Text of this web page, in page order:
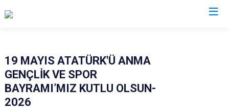
Bodrum
Dalaman
19 MAYIS ATATÜRK'Ü ANMA
GENÇLİK VE SPOR
BAYRAMI’MIZ KUTLU OLSUN-
2026